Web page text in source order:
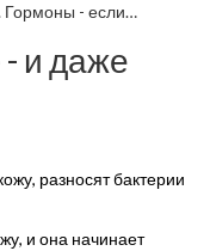
Гормоны - если
- и даже
разносят бактерии
и она начинает